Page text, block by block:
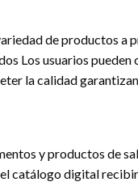
de productos a
Los usuarios
la calidad
y productos de
catálogo digital